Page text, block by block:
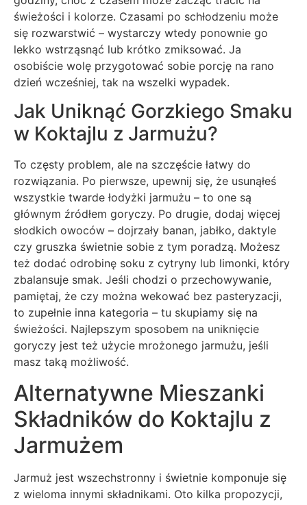
świeżości i kolorze. Czasami po schłodzeniu może
się rozwarstwić – wystarczy wtedy ponownie go
lekko wstrząsnąć lub krótko zmiksować. Ja
osobiście wolę przygotować sobie porcję na rano
dzień wcześniej, tak na wszelki wypadek.
Jak Uniknąć Gorzkiego Smaku
w Koktajlu z Jarmużu?
To częsty problem, ale na szczęście łatwy do
rozwiązania. Po pierwsze, upewnij się, że usunąłeś
wszystkie twarde łodyżki jarmużu – to one są
głównym źródłem goryczy. Po drugie, dodaj więcej
słodkich owoców – dojrzały banan, jabłko, daktyle
czy gruszka świetnie sobie z tym poradzą. Możesz
też dodać odrobinę soku z cytryny lub limonki, który
zbalansuje smak. Jeśli chodzi o przechowywanie,
pamiętaj, że czy można wekować bez pasteryzacji,
to zupełnie inna kategoria – tu skupiamy się na
świeżości. Najlepszym sposobem na uniknięcie
goryczy jest też użycie mrożonego jarmużu, jeśli
masz taką możliwość.
Alternatywne Mieszanki
Składników do Koktajlu z
Jarmużem
Jarmuż jest wszechstronny i świetnie komponuje się
z wieloma innymi składnikami. Oto kilka propozycji,